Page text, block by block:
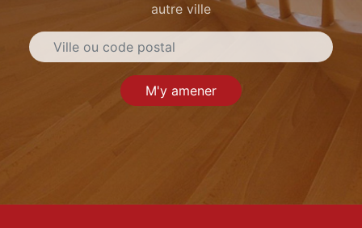
autre ville
M'y amener